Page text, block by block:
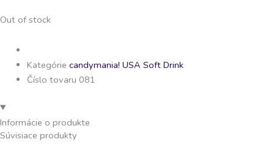
Out of stock
Kategórie candymania! USA Soft Drink
Číslo tovaru 081
Informácie o produkte
Súvisiace produkty